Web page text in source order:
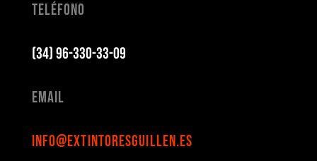
Teléfono
(34) 96-330-33-09
Email
info@extintoresguillen.es